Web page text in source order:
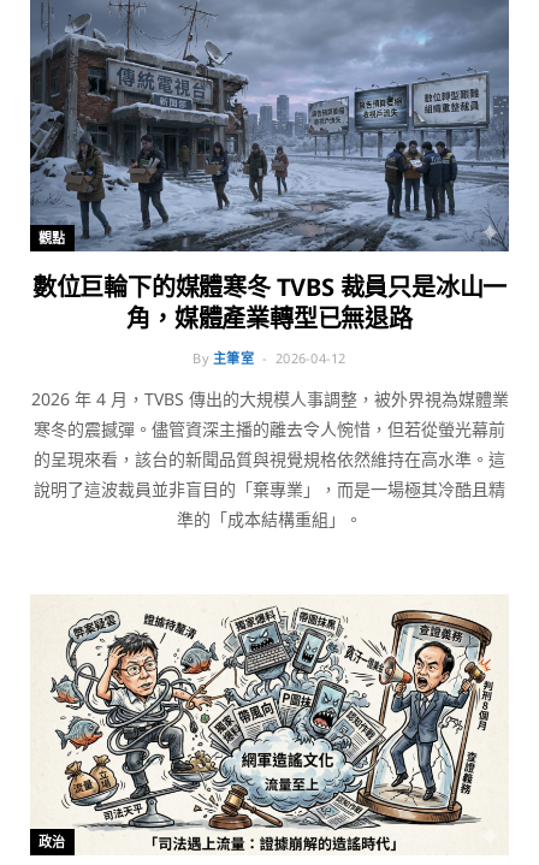
觀點
數位巨輪下的媒體寒冬 TVBS 裁員只是冰山一
角，媒體產業轉型已無退路
By 主筆室 2026-04-12
2026 年 4 月，TVBS 傳出的大規模人事調整，被外界視為媒體業
寒冬的震撼彈。儘管資深主播的離去令人惋惜，但若從螢光幕前
的呈現來看，該台的新聞品質與視覺規格依然維持在高水準。這
說明了這波裁員並非盲目的「棄專業」，而是一場極其冷酷且精
準的「成本結構重組」。
政治